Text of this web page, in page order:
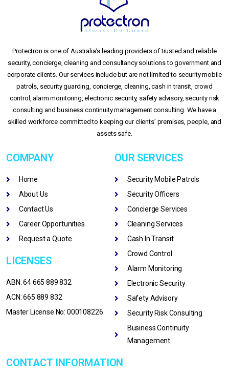
Protectron is one of Australia’s leading providers of trusted and reliable
security, concierge, cleaning and consultancy solutions to government and
corporate clients. Our services include but are not limited to security mobile
patrols, security guarding, concierge, cleaning, cash in transit, crowd
control, alarm monitoring, electronic security, safety advisory, security risk
consulting and business continuity management consulting. We have a
skilled workforce committed to keeping our clients’ premises, people, and
assets safe.
COMPANY
Home
About Us
Contact Us
Career Opportunities
Request a Quote
LICENSES
ABN: 64 665 889 832
ACN: 665 889 832
Master License No: 000108226
OUR SERVICES
Security Mobile Patrols
Security Officers
Concierge Services
Cleaning Services
Cash In Transit
Crowd Control
Alarm Monitoring
Electronic Security
Safety Advisory
Security Risk Consulting
Business Continuity
Management
CONTACT INFORMATION